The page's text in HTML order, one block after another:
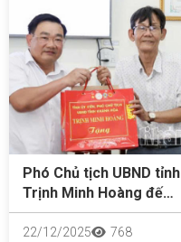
Phó Chủ tịch UBND tỉnh
Trịnh Minh Hoàng đến
thăm, làm việc tại một
số hợp tác xã
22/12/2025 768